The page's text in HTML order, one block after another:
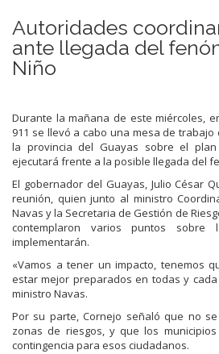
Autoridades
ante llegada del
Niño
Durante la mañana de este miércoles,
911 se llevó a cabo una mesa de
la provincia del Guayas sobre el
ejecutará frente a la posible llegada del
El gobernador del Guayas, Julio César
reunión, quien junto al ministro
Navas y la Secretaria de Gestión de
contemplaron varios puntos sobre
implementarán.
«Vamos a tener un impacto, tenemos
estar mejor preparados en todas y
ministro Navas.
Por su parte, Cornejo señaló que no
zonas de riesgos, y que los
contingencia para esos ciudadanos.